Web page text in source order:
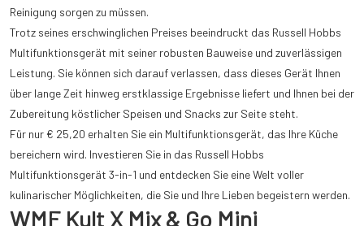
Reinigung sorgen zu müssen.
Trotz seines erschwinglichen Preises beeindruckt das Russell Hobbs
Multifunktionsgerät mit seiner robusten Bauweise und zuverlässigen
Leistung. Sie können sich darauf verlassen, dass dieses Gerät Ihnen
über lange Zeit hinweg erstklassige Ergebnisse liefert und Ihnen bei der
Zubereitung köstlicher Speisen und Snacks zur Seite steht.
Für nur € 25,20 erhalten Sie ein Multifunktionsgerät, das Ihre Küche
bereichern wird. Investieren Sie in das Russell Hobbs
Multifunktionsgerät 3-in-1 und entdecken Sie eine Welt voller
kulinarischer Möglichkeiten, die Sie und Ihre Lieben begeistern werden.
WMF Kult X Mix & Go Mini